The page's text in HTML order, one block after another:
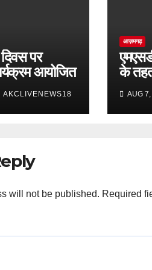
पर
आयोजित
AKCLIVENEWS18
आज़मगढ़
के
AUG
will not be published. Required